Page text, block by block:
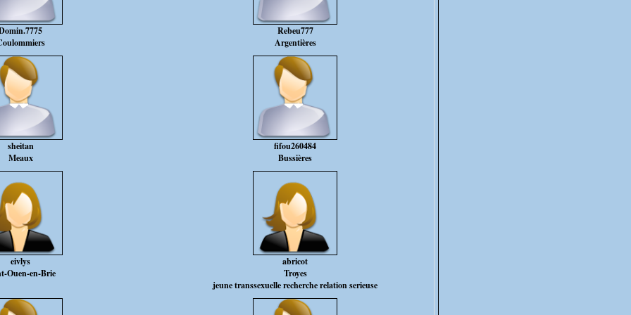
Rebeu777
Argentières
sheitan
Meaux
fifou260484
Bussières
eivlys
Ouen-en-Brie
abricot
Troyes
jeune transsexuelle recherche relation serieuse